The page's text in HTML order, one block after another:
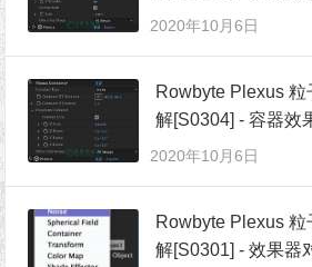
ector）
2020年10月6日
Rowbyte Plexus
解[S0304] - 容器效
ector）
2020年10月6日
Rowbyte Plexus
解[S0301] - 效果器